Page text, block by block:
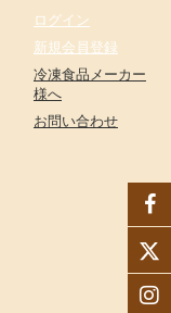
ログイン
新規会員登録
冷凍食品メーカー
様へ
お問い合わせ